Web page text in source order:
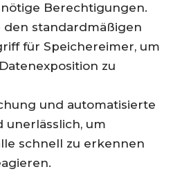
Berechtigungen.
den standardmäßigen
für Speichereimer, um
zu
und automatisierte
unerlässlich, um
schnell zu erkennen